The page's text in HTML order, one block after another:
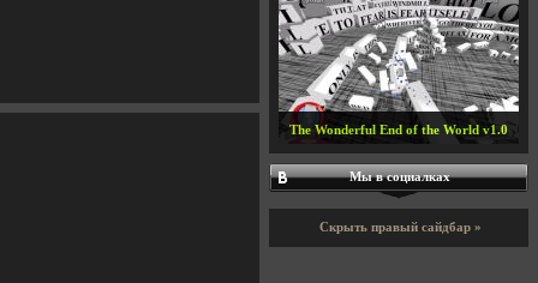
The Wonderful End of the World v1.0
Мы в социалках
Скрыть правый сайдбар »